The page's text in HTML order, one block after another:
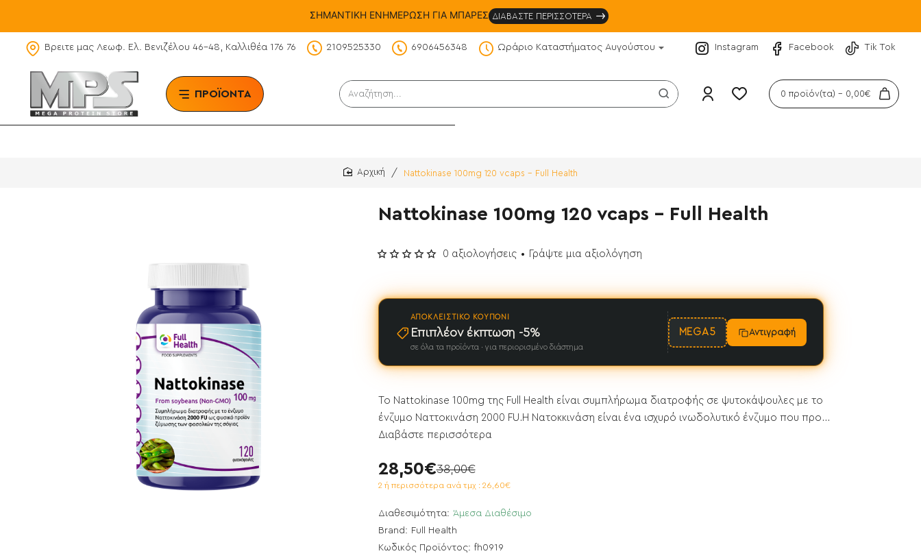
ΣΗΜΑΝΤΙΚΗ ΕΝΗΜΕΡΩΣΗ ΓΙΑ ΜΠΑΡΕΣ ΔΙΑΒΑΣΤΕ ΠΕΡΙΣΣΟΤΕΡΑ
Βρειτε μας Λεωφ. Ελ. Βενιζέλου 46-48, Καλλιθέα 176 76 2109525330 6906456348 Ωράριο Καταστήματος Αυγούστου Instagram Facebook Tik Tok
ΠΡΟΪΟΝΤΑ Αναζήτηση... 0 προϊόν(τα) - 0,00€
Nattokinase 100mg 120 vcaps - Full Health
Nattokinase 100mg 120 vcaps - Full Health
ΑΠΟΚΛΕΙΣΤΙΚΌ ΚΟΥΠΌΝΙ
Επιπλέον έκπτωση -5%
σε όλα τα προϊόντα · για περιορισμένο διάστημα
MEGA5 Αντιγραφή
To Nattokinase 100mg της Full Health είναι συμπλήρωμα διατροφής σε ψυτοκάψουλες με το
ένζυμο Ναττοκινάση 2000 FU.Η Νατοκκινάση είναι ένα ισχυρό ινωδολυτικό ένζυμο που προ...
Διαβάστε περισσότερα
Διαθεσιμότητα: Άμεσα Διαθέσιμο
Brand: Full Health
Κωδικός Προϊόντος: fh0919
0 αξιολογήσεις • Γράψτε μια αξιολόγηση
28,50€38,00€
2 ή περισσότερα ανά τμχ : 26,60€